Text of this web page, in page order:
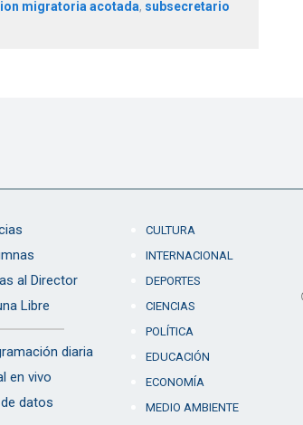
migratoria acotada, subsecretario
al Director
Libre
diaria
en vivo
datos
CULTURA
INTERNACIONAL
DEPORTES
CIENCIAS
POLÍTICA
EDUCACIÓN
ECONOMÍA
MEDIO AMBIENTE